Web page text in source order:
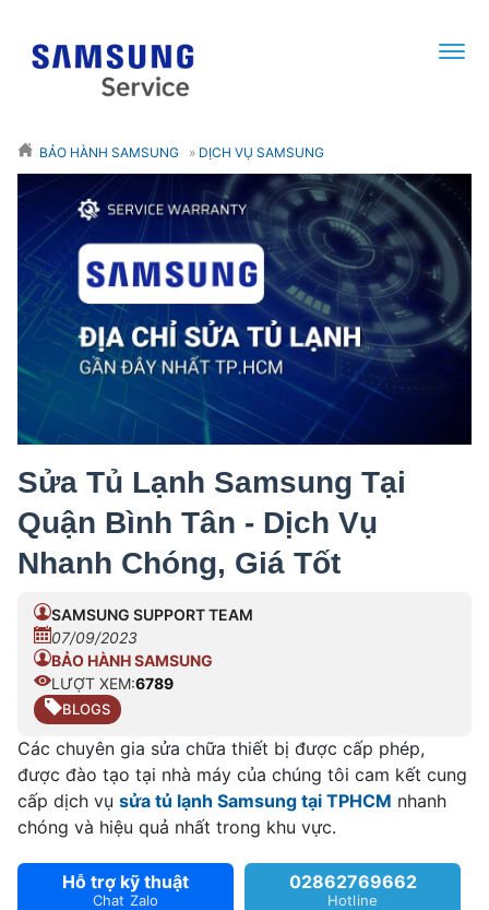
BẢO HÀNH SAMSUNG » DỊCH VỤ SAMSUNG
Sửa Tủ Lạnh Samsung Tại
Quận Bình Tân - Dịch Vụ
Nhanh Chóng, Giá Tốt
SAMSUNG SUPPORT TEAM
07/09/2023
BẢO HÀNH SAMSUNG
LƯỢT XEM:6789
BLOGS
Các chuyên gia sửa chữa thiết bị được cấp phép,
được đào tạo tại nhà máy của chúng tôi cam kết cung
cấp dịch vụ sửa tủ lạnh Samsung tại TPHCM nhanh
chóng và hiệu quả nhất trong khu vực.
02862769662
Hotline
Hỗ trợ kỹ thuật
Chat Zalo